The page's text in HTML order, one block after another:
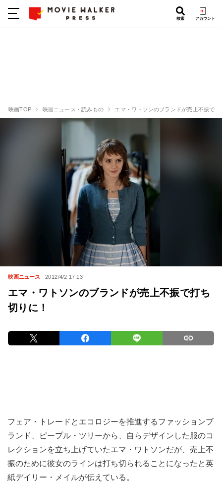
検索 アカウント
映画TOP 映画ニュース・読みもの エマ・ワトソンのブランドが売上不振で打
映画ニュース 2012/4/2 17:13
エマ・ワトソンのブランドが売上不振で打ち
切りに！
フェア・トレードとエコロジーを推進するファッションブ
ランド、ピープル・ツリーから、自らデザインした服のコ
レクションを立ち上げていたエマ・ワトソンだが、売上不
振のために彼女のラインは打ち切られることになったと英
紙デイリー・メイルが伝えている。